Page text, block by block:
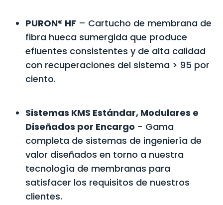
PURON® HF – Cartucho de membrana de
fibra hueca sumergida que produce
efluentes consistentes y de alta calidad
con recuperaciones del sistema > 95 por
ciento.
Sistemas KMS Estándar, Modulares e
Diseñados por Encargo - Gama
completa de sistemas de ingeniería de
valor diseñados en torno a nuestra
tecnología de membranas para
satisfacer los requisitos de nuestros
clientes.